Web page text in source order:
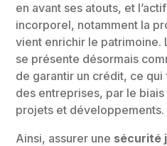
en avant ses atouts, et
incorporel, notamment la
vient enrichir le
se présente désormais
de garantir un crédit, ce
des entreprises, par le
projets et développements.
Ainsi, assurer une sécurité